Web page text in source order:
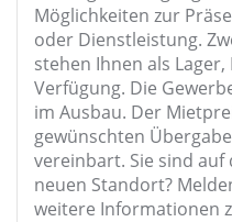
Möglichkeiten zur
oder Dienstleistung.
stehen Ihnen als
Verfügung. Die
im Ausbau. Der
gewünschten
vereinbart. Sie sind auf
neuen Standort?
weitere Informationen